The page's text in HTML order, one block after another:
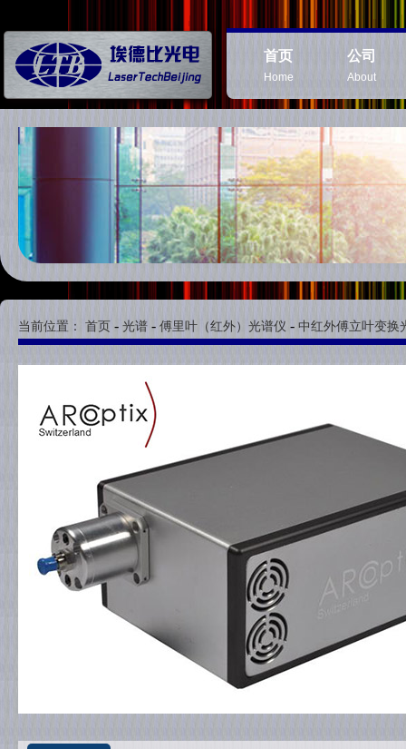
首页
Home
公司
About
当前位置： 首页 - 光谱 - 傅里叶（红外）光谱仪 - 中红外傅立叶变换